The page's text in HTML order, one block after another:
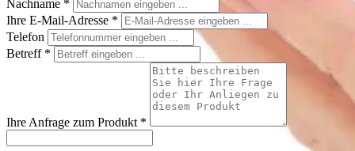
Nachname *
Ihre E-Mail-Adresse *
Telefon
Betreff *
Ihre Anfrage zum Produkt *